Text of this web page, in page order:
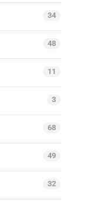
34
48
11
3
68
49
32